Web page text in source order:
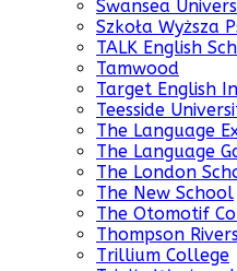
Swansea
Szkoła Wyższa
TALK English
Tamwood
Target English
Teesside
The Language
The Language
The London
The New School
The Otomotif
Thompson
Trillium College